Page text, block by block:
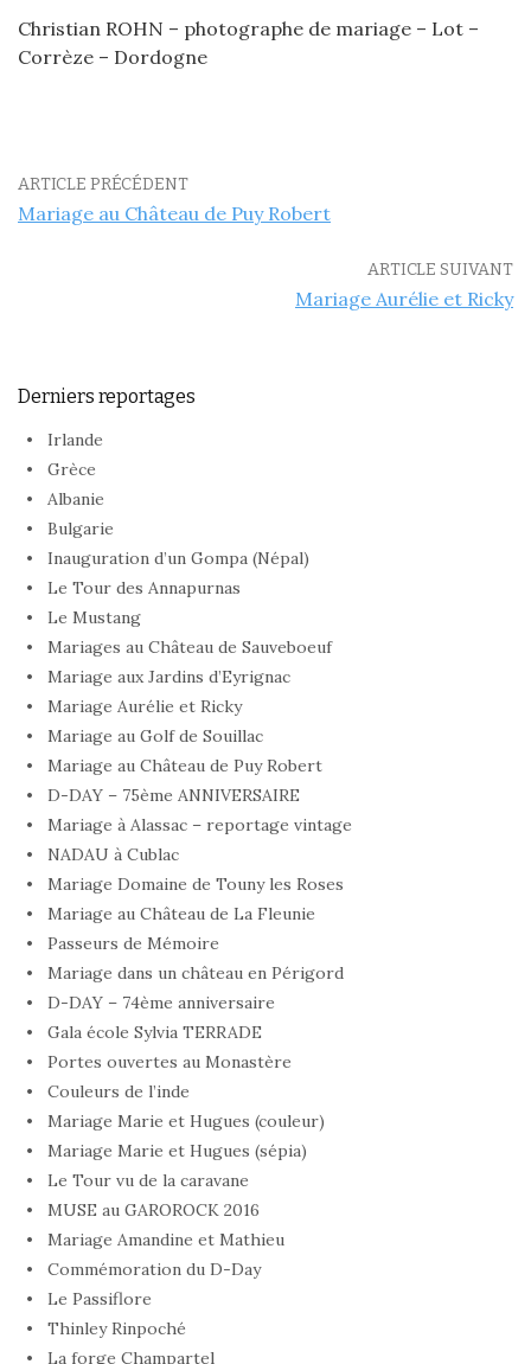
Christian ROHN – photographe de mariage – Lot –
Corrèze – Dordogne
ARTICLE PRÉCÉDENT
Mariage au Château de Puy Robert
ARTICLE SUIVANT
Mariage Aurélie et Ricky
Derniers reportages
Irlande
Grèce
Albanie
Bulgarie
Inauguration d’un Gompa (Népal)
Le Tour des Annapurnas
Le Mustang
Mariages au Château de Sauveboeuf
Mariage aux Jardins d’Eyrignac
Mariage Aurélie et Ricky
Mariage au Golf de Souillac
Mariage au Château de Puy Robert
D-DAY – 75ème ANNIVERSAIRE
Mariage à Alassac – reportage vintage
NADAU à Cublac
Mariage Domaine de Touny les Roses
Mariage au Château de La Fleunie
Passeurs de Mémoire
Mariage dans un château en Périgord
D-DAY – 74ème anniversaire
Gala école Sylvia TERRADE
Portes ouvertes au Monastère
Couleurs de l’inde
Mariage Marie et Hugues (couleur)
Mariage Marie et Hugues (sépia)
Le Tour vu de la caravane
MUSE au GAROROCK 2016
Mariage Amandine et Mathieu
Commémoration du D-Day
Le Passiflore
Thinley Rinpoché
La forge Champartel